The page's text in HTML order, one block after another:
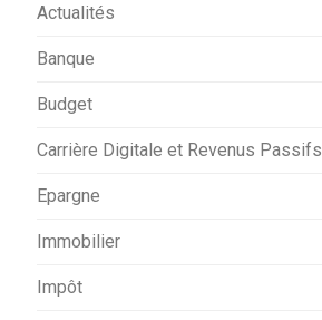
Actualités
Banque
Budget
Carrière Digitale et Revenus Passifs
Epargne
Immobilier
Impôt